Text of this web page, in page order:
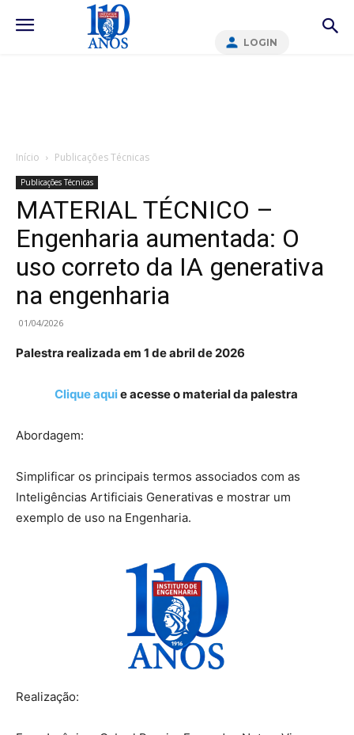
LOGIN
Início Publicações Técnicas
Publicações Técnicas
MATERIAL TÉCNICO –
Engenharia aumentada: O
uso correto da IA generativa
na engenharia
01/04/2026
Palestra realizada em 1 de abril de 2026
Clique aquie acesse o material da palestra
Abordagem:
Simplificar os principais termos associados com as
Inteligências Artificiais Generativas e mostrar um
exemplo de uso na Engenharia.
Realização: